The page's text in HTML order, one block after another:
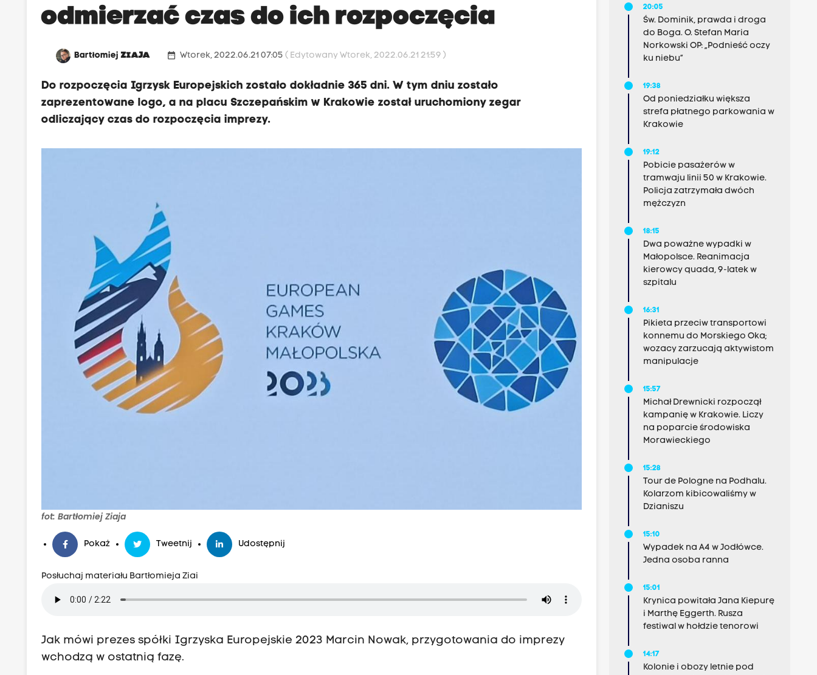
odmierzać czas do ich rozpoczęcia
BartłomiejZIAJA date_range Wtorek, 2022.06.21 07:05( Edytowany Wtorek, 2022.06.21 21:59 )
Do rozpoczęcia Igrzysk Europejskich zostało dokładnie 365 dni. W tym dniu zostało
zaprezentowane logo, a na placu Szczepańskim w Krakowie został uruchomiony zegar
odliczający czas do rozpoczęcia imprezy.
fot: Bartłomiej Ziaja
Pokaż Tweetnij Udostępnij
Posłuchaj materiału Bartłomieja Ziai
Jak mówi prezes spółki Igrzyska Europejskie 2023 Marcin Nowak, przygotowania do imprezy
wchodzą w ostatnią fazę.
20:05
Św. Dominik, prawda i droga
do Boga. O. Stefan Maria
Norkowski OP: „Podnieść oczy
ku niebu”
19:38
Od poniedziałku większa
strefa płatnego parkowania w
Krakowie
19:12
Pobicie pasażerów w
tramwaju linii 50 w Krakowie.
Policja zatrzymała dwóch
mężczyzn
18:15
Dwa poważne wypadki w
Małopolsce. Reanimacja
kierowcy quada, 9-latek w
szpitalu
16:31
Pikieta przeciw transportowi
konnemu do Morskiego Oka;
wozacy zarzucają aktywistom
manipulacje
15:57
Michał Drewnicki rozpoczął
kampanię w Krakowie. Liczy
na poparcie środowiska
Morawieckiego
15:28
Tour de Pologne na Podhalu.
Kolarzom kibicowaliśmy w
Dzianiszu
15:10
Wypadek na A4 w Jodłówce.
Jedna osoba ranna
15:01
Krynica powitała Jana Kiepurę
i Marthę Eggerth. Rusza
festiwal w hołdzie tenorowi
14:17
Kolonie i obozy letnie pod